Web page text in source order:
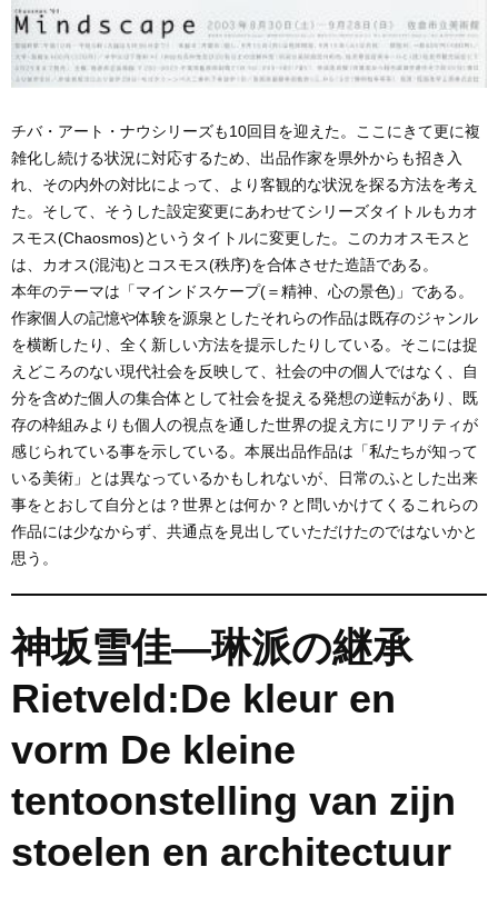
チバ・アート・ナウシリーズも10回目を迎えた。ここにきて更に複
雑化し続ける状況に対応するため、出品作家を県外からも招き入
れ、その内外の対比によって、より客観的な状況を探る方法を考え
た。そして、そうした設定変更にあわせてシリーズタイトルもカオ
スモス(Chaosmos)というタイトルに変更した。このカオスモスと
は、カオス(混沌)とコスモス(秩序)を合体させた造語である。
本年のテーマは「マインドスケープ(＝精神、心の景色)」である。
作家個人の記憶や体験を源泉としたそれらの作品は既存のジャンル
を横断したり、全く新しい方法を提示したりしている。そこには捉
えどころのない現代社会を反映して、社会の中の個人ではなく、自
分を含めた個人の集合体として社会を捉える発想の逆転があり、既
存の枠組みよりも個人の視点を通した世界の捉え方にリアリティが
感じられている事を示している。本展出品作品は「私たちが知って
いる美術」とは異なっているかもしれないが、日常のふとした出来
事をとおして自分とは？世界とは何か？と問いかけてくるこれらの
作品には少なからず、共通点を見出していただけたのではないかと
思う。
神坂雪佳—琳派の継承
Rietveld:De kleur en
vorm De kleine
tentoonstelling van zijn
stoelen en architectuur